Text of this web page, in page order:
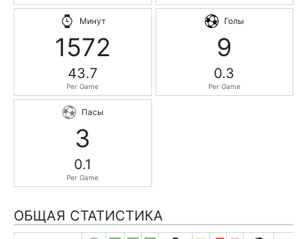
Минут
1572
43.7
Per Game
Голы
9
0.3
Per Game
Пасы
3
0.1
Per Game
ОБЩАЯ СТАТИСТИКА